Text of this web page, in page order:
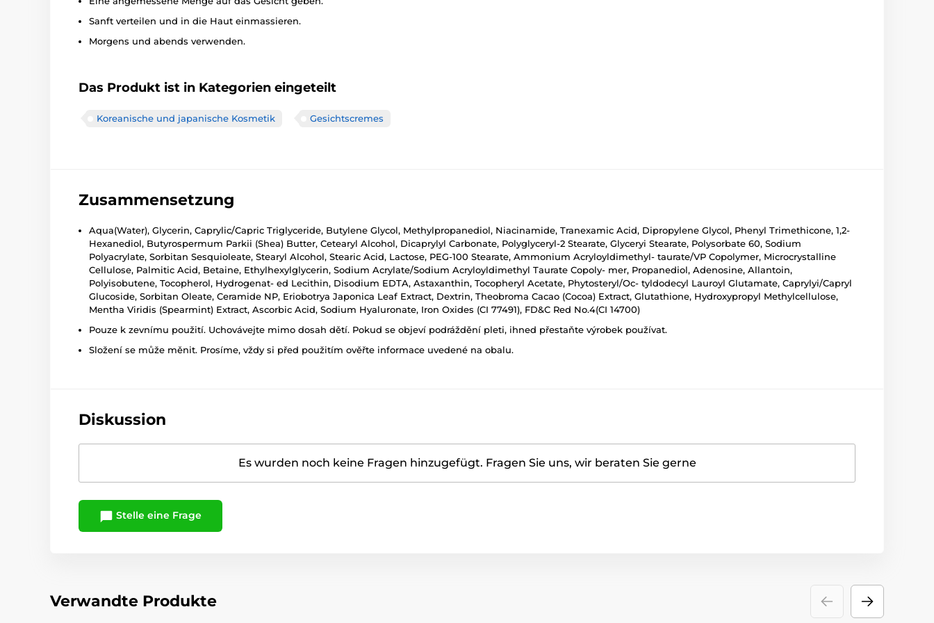
Sanft verteilen und in die Haut einmassieren.
Morgens und abends verwenden.
Das Produkt ist in Kategorien eingeteilt
Koreanische und japanische Kosmetik Gesichtscremes
Zusammensetzung
Aqua(Water), Glycerin, Caprylic/Capric Triglyceride, Butylene Glycol, Methylpropanediol, Niacinamide, Tranexamic Acid, Dipropylene Glycol, Phenyl Trimethicone, 1,2-
Hexanediol, Butyrospermum Parkii (Shea) Butter, Cetearyl Alcohol, Dicaprylyl Carbonate, Polyglyceryl-2 Stearate, Glyceryi Stearate, Polysorbate 60, Sodium
Polyacrylate, Sorbitan Sesquioleate, Stearyl Alcohol, Stearic Acid, Lactose, PEG-100 Stearate, Ammonium Acryloyldimethyl- taurate/VP Copolymer, Microcrystalline
Cellulose, Palmitic Acid, Betaine, Ethylhexylglycerin, Sodium Acrylate/Sodium Acryloyldimethyl Taurate Copoly- mer, Propanediol, Adenosine, Allantoin,
Polyisobutene, Tocopherol, Hydrogenat- ed Lecithin, Disodium EDTA, Astaxanthin, Tocopheryl Acetate, Phytosteryl/Oc- tyldodecyl Lauroyl Glutamate, Caprylyi/Capryl
Glucoside, Sorbitan Oleate, Ceramide NP, Eriobotrya Japonica Leaf Extract, Dextrin, Theobroma Cacao (Cocoa) Extract, Glutathione, Hydroxypropyl Methylcellulose,
Mentha Viridis (Spearmint) Extract, Ascorbic Acid, Sodium Hyaluronate, Iron Oxides (CI 77491), FD&C Red No.4(CI 14700)
Pouze k zevnímu použití. Uchovávejte mimo dosah dětí. Pokud se objeví podráždění pleti, ihned přestaňte výrobek používat.
Složení se může měnit. Prosíme, vždy si před použitím ověřte informace uvedené na obalu.
Diskussion
Es wurden noch keine Fragen hinzugefügt. Fragen Sie uns, wir beraten Sie gerne
Stelle eine Frage
Verwandte Produkte